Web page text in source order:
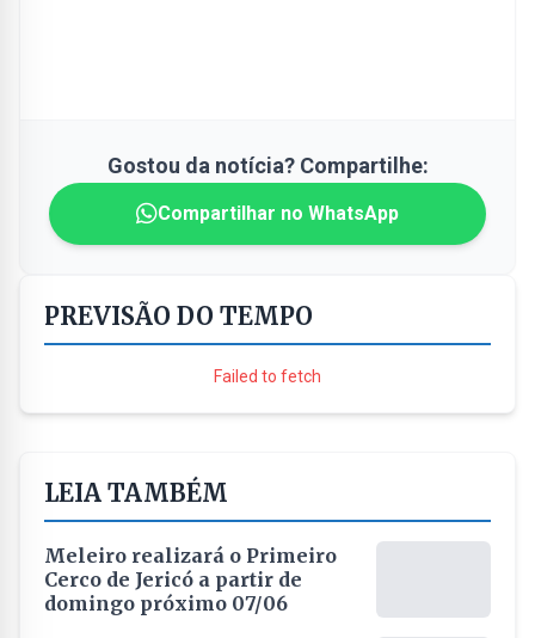
Gostou da notícia? Compartilhe:
Compartilhar no WhatsApp
PREVISÃO DO TEMPO
Failed to fetch
LEIA TAMBÉM
Meleiro realizará o Primeiro
Cerco de Jericó a partir de
domingo próximo 07/06